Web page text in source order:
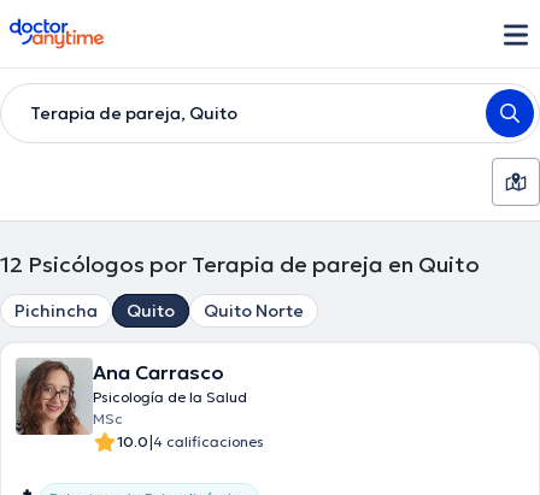
doctoranytime
Terapia de pareja, Quito
12 Psicólogos por Terapia de pareja en Quito
Pichincha Quito Quito Norte
Ana Carrasco
Psicología de la Salud
MSc
10.0|4 calificaciones